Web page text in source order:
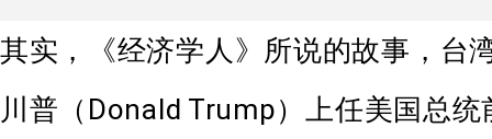
其实，《经济学人》所说的故事，台
川普（Donald Trump）上任美国总